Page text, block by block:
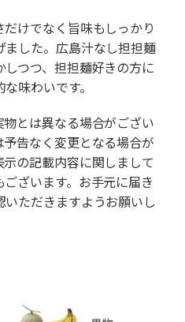
けでなく旨味もしっかり
ました。広島汁なし担担麺
つつ、担担麺好きの方に
味わいです。
とは異なる場合がござい
告なく変更となる場合が
の記載内容に関しまして
ざいます。お手元に届き
いただきますようお願いし